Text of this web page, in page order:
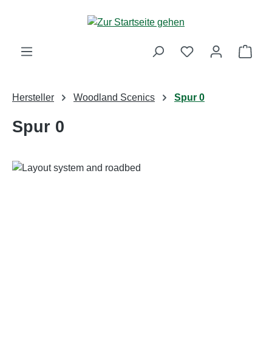
Zum Hauptinhalt springen
Hersteller Woodland Scenics Spur 0
Spur 0